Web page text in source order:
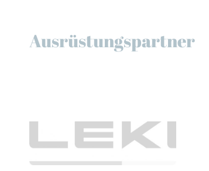
Ausrüstungspartner